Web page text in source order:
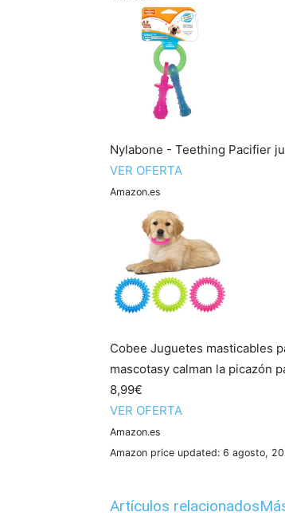
Nylabone - Teething Pacifier
VER OFERTA
Amazon.es
Cobee Juguetes masticables
mascotasy calman la picazón
8,99€
VER OFERTA
Amazon.es
Amazon price updated: 6 agosto,
Artículos relacionados